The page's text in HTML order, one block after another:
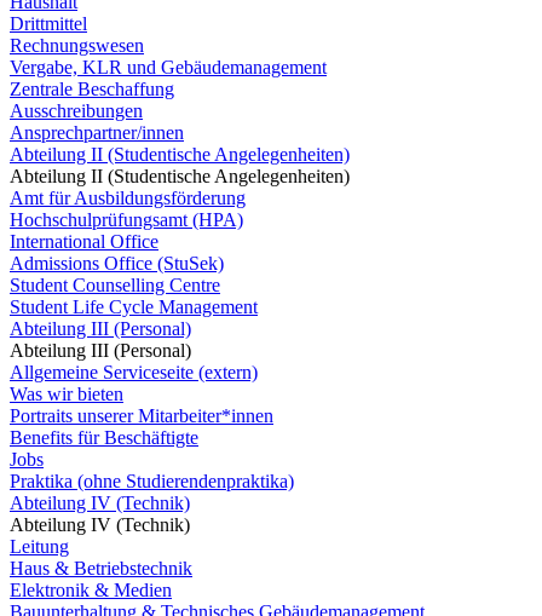
Drittmittel
Rechnungswesen
Vergabe, KLR und Gebäudemanagement
Zentrale Beschaffung
Ausschreibungen
Ansprechpartner/innen
Abteilung II (Studentische Angelegenheiten)
Abteilung II (Studentische Angelegenheiten)
Amt für Ausbildungsförderung
Hochschulprüfungsamt (HPA)
International Office
Admissions Office (StuSek)
Student Counselling Centre
Student Life Cycle Management
Abteilung III (Personal)
Abteilung III (Personal)
Allgemeine Serviceseite (extern)
Was wir bieten
Portraits unserer Mitarbeiter*innen
Benefits für Beschäftigte
Jobs
Praktika (ohne Studierendenpraktika)
Abteilung IV (Technik)
Abteilung IV (Technik)
Leitung
Haus & Betriebstechnik
Elektronik & Medien
Bauunterhaltung & Technisches Gebäudemanagement